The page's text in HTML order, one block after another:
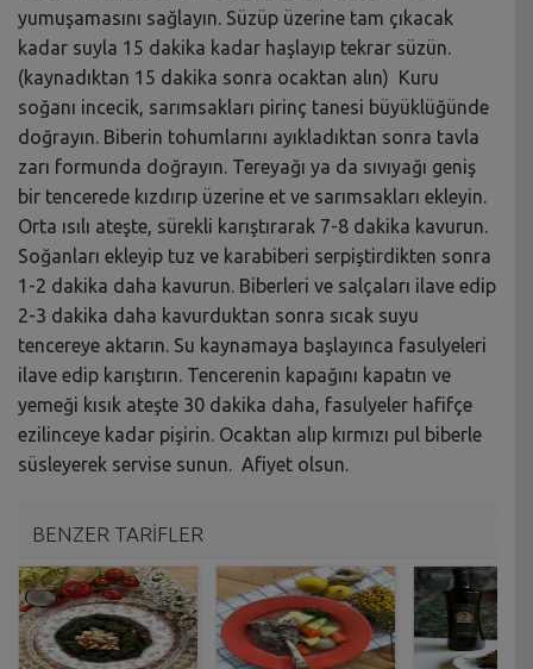
yumuşamasını sağlayın. Süzüp üzerine tam çıkacak
kadar suyla 15 dakika kadar haşlayıp tekrar süzün.
(kaynadıktan 15 dakika sonra ocaktan alın) Kuru
soğanı incecik, sarımsakları pirinç tanesi büyüklüğünde
doğrayın. Biberin tohumlarını ayıkladıktan sonra tavla
zarı formunda doğrayın. Tereyağı ya da sıvıyağı geniş
bir tencerede kızdırıp üzerine et ve sarımsakları ekleyin.
Orta ısılı ateşte, sürekli karıştırarak 7-8 dakika kavurun.
Soğanları ekleyip tuz ve karabiberi serpiştirdikten sonra
1-2 dakika daha kavurun. Biberleri ve salçaları ilave edip
2-3 dakika daha kavurduktan sonra sıcak suyu
tencereye aktarın. Su kaynamaya başlayınca fasulyeleri
ilave edip karıştırın. Tencerenin kapağını kapatın ve
yemeği kısık ateşte 30 dakika daha, fasulyeler hafifçe
ezilinceye kadar pişirin. Ocaktan alıp kırmızı pul biberle
süsleyerek servise sunun. Afiyet olsun.
BENZER TARİFLER